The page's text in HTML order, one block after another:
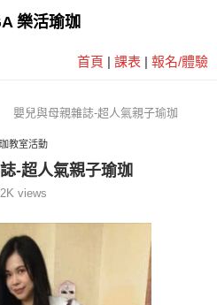
樂活瑜珈
首頁 | 課表 | 報名/體驗
嬰兒與母親雜誌-超人氣親子瑜珈
教室活動
-超人氣親子瑜珈
views